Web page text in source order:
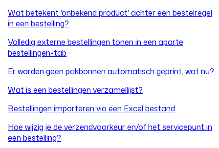
Wat betekent 'onbekend product' achter een bestelregel
in een bestelling?
Volledig externe bestellingen tonen in een aparte
bestellingen-tab
Er worden geen pakbonnen automatisch geprint, wat nu?
Wat is een bestellingen verzamellijst?
Bestellingen importeren via een Excel bestand
Hoe wijzig je de verzendvoorkeur en/of het servicepunt in
een bestelling?